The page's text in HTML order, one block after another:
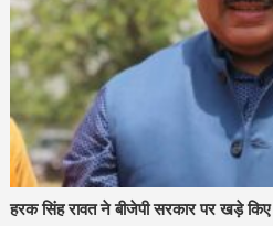
हरक सिंह रावत ने बीजेपी सरकार पर खड़े किए